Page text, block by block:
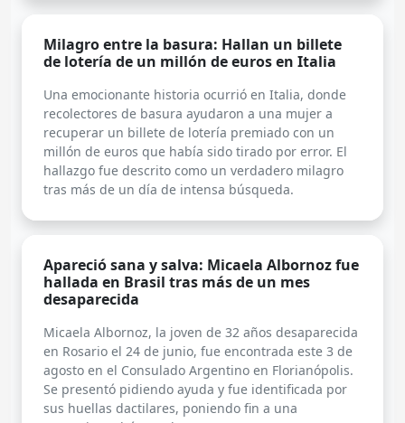
Milagro entre la basura: Hallan un billete
de lotería de un millón de euros en Italia
Una emocionante historia ocurrió en Italia, donde
recolectores de basura ayudaron a una mujer a
recuperar un billete de lotería premiado con un
millón de euros que había sido tirado por error. El
hallazgo fue descrito como un verdadero milagro
tras más de un día de intensa búsqueda.
Apareció sana y salva: Micaela Albornoz fue
hallada en Brasil tras más de un mes
desaparecida
Micaela Albornoz, la joven de 32 años desaparecida
en Rosario el 24 de junio, fue encontrada este 3 de
agosto en el Consulado Argentino en Florianópolis.
Se presentó pidiendo ayuda y fue identificada por
sus huellas dactilares, poniendo fin a una